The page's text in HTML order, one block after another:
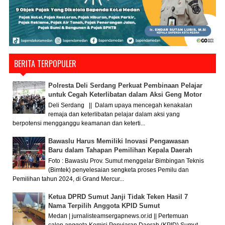
BERITA TERPOPULER
Polresta Deli Serdang Perkuat Pembinaan Pelajar
untuk Cegah Keterlibatan dalam Aksi Geng Motor
Deli Serdang || Dalam upaya mencegah kenakalan
remaja dan keterlibatan pelajar dalam aksi yang
berpotensi mengganggu keamanan dan keterti...
Bawaslu Harus Memiliki Inovasi Pengawasan
Baru dalam Tahapan Pemilihan Kepala Daerah
Foto : Bawaslu Prov. Sumut menggelar Bimbingan Teknis
(Bimtek) penyelesaian sengketa proses Pemilu dan
Pemilihan tahun 2024, di Grand Mercur...
Ketua DPRD Sumut Janji Tidak Teken Hasil 7
Nama Terpilih Anggota KPID Sumut
Medan | jurnalisteamsergapnews.or.id || Pertemuan